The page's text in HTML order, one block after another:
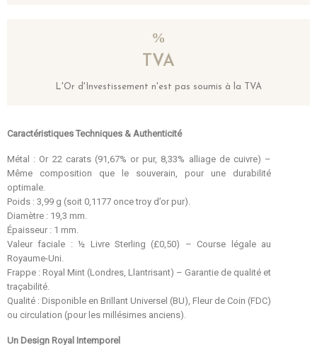
TVA
L'Or d'Investissement n'est pas soumis à la TVA
Caractéristiques Techniques & Authenticité
Métal : Or 22 carats (91,67% or pur, 8,33% alliage de cuivre) –
Même composition que le souverain, pour une durabilité
optimale.
Poids : 3,99 g (soit 0,1177 once troy d’or pur).
Diamètre : 19,3 mm.
Épaisseur : 1 mm.
Valeur faciale : ½ Livre Sterling (£0,50) – Course légale au
Royaume-Uni.
Frappe : Royal Mint (Londres, Llantrisant) – Garantie de qualité et
traçabilité.
Qualité : Disponible en Brillant Universel (BU), Fleur de Coin (FDC)
ou circulation (pour les millésimes anciens).
Un Design Royal Intemporel